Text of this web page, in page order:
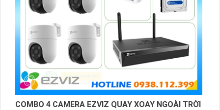
COMBO 4 CAMERA EZVIZ QUAY XOAY NGOÀI TRỜI